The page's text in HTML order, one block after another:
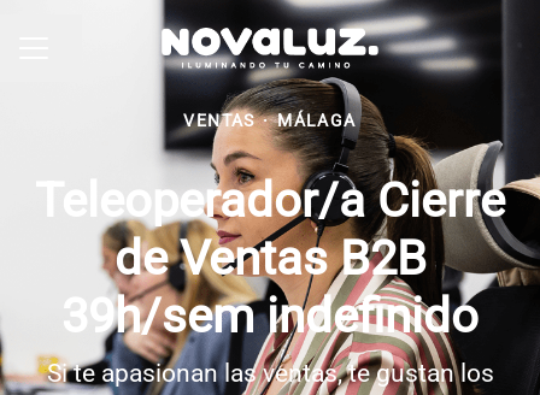
MENÚ DE EMPLEO
Compartir página
VENTAS · MÁLAGA
Teleoperador/a Cierre
de Ventas B2B
39h/sem indefinido
Si te apasionan las ventas, te gustan los